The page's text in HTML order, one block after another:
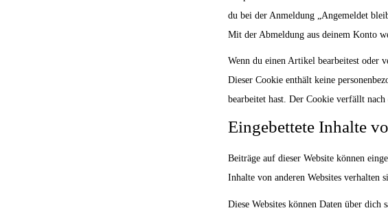
du bei der Anmeldung „Angemeldet
Mit der Abmeldung aus deinem Konto
Wenn du einen Artikel bearbeitest oder
Dieser Cookie enthält keine
bearbeitet hast. Der Cookie verfällt nach
Eingebettete Inhalte
Beiträge auf dieser Website können
Inhalte von anderen Websites verhalten
Diese Websites können Daten über